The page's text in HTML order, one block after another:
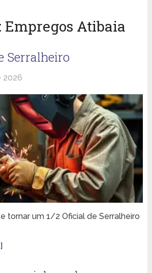
Empregos Atibaia
Serralheiro
2026
tornar um 1/2 Oficial de Serralheiro